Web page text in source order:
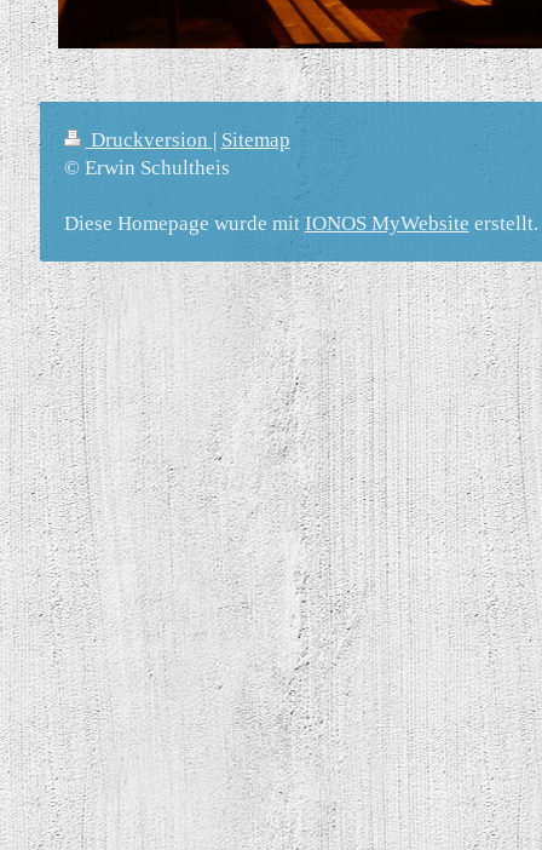
Druckversion
Sitemap
© Erwin Schultheis
Diese Homepage wurde mit IONOS MyWebsite erstellt.